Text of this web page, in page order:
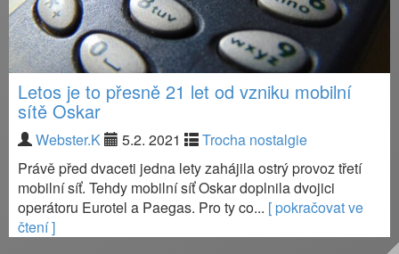
Letos je to přesně 21 let od vzniku mobilní
sítě Oskar
Webster.K 5.2. 2021
Trocha nostalgie
Právě před dvaceti jedna lety zahájila ostrý provoz třetí
mobilní síť. Tehdy mobilní síť Oskar doplnila dvojici
operátoru Eurotel a Paegas. Pro ty co... [ pokračovat ve
čtení ]